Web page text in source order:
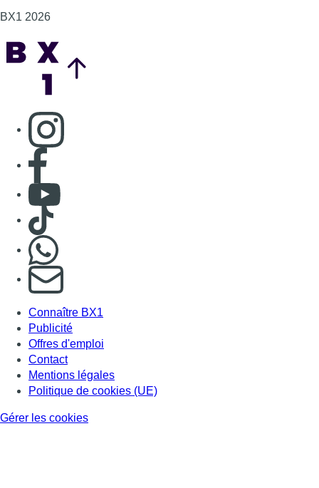
S'abonner à notre newsletter
Connaître BX1
Publicité
Offres d'emploi
Contact
Mentions légales
Politique de cookies (UE)
Gérer les cookies